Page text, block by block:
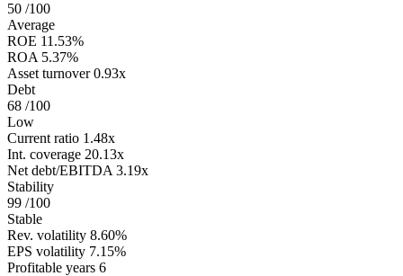
50 /100
Average
ROE 11.53%
ROA 5.37%
Asset turnover 0.93x
Debt
68 /100
Low
Current ratio 1.48x
Int. coverage 20.13x
Net debt/EBITDA 3.19x
Stability
99 /100
Stable
Rev. volatility 8.60%
EPS volatility 7.15%
Profitable years 6